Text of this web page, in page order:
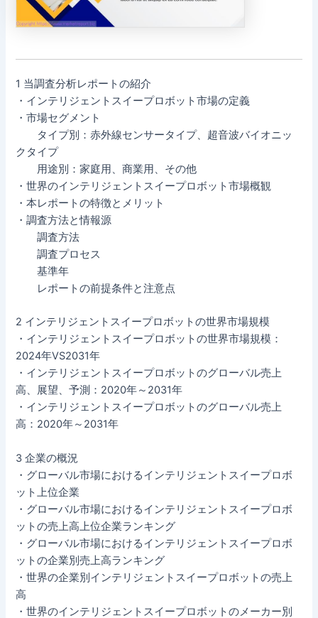
1 当調査分析レポートの紹介
・インテリジェントスイープロボット市場の定義
・市場セグメント
タイプ別：赤外線センサータイプ、超音波バイオニッ
クタイプ
用途別：家庭用、商業用、その他
・世界のインテリジェントスイープロボット市場概観
・本レポートの特徴とメリット
・調査方法と情報源
調査方法
調査プロセス
基準年
レポートの前提条件と注意点
2 インテリジェントスイープロボットの世界市場規模
・インテリジェントスイープロボットの世界市場規模：
2024年VS2031年
・インテリジェントスイープロボットのグローバル売上
高、展望、予測：2020年～2031年
・インテリジェントスイープロボットのグローバル売上
高：2020年～2031年
3 企業の概況
・グローバル市場におけるインテリジェントスイープロボ
ット上位企業
・グローバル市場におけるインテリジェントスイープロボ
ットの売上高上位企業ランキング
・グローバル市場におけるインテリジェントスイープロボ
ットの企業別売上高ランキング
・世界の企業別インテリジェントスイープロボットの売上
高
・世界のインテリジェントスイープロボットのメーカー別